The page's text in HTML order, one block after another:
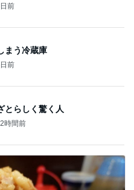
前
まう冷蔵庫
前
とらしく驚く人
時間前